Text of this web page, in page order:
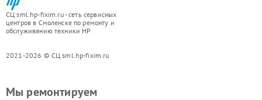
СЦ sml.hp-fixim.ru - сеть сервисных
центров в Смоленске по ремонту и
обслуживанию техники HP
2021-2026 © СЦ sml.hp-fixim.ru
Мы ремонтируем